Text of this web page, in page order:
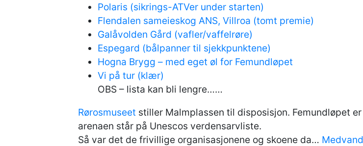
Polaris (sikrings-ATVer under starten)
Flendalen sameieskog ANS, Villroa (tomt premie)
Galåvolden Gård (vafler/vaffelrøre)
Espegard (bålpanner til sjekkpunktene)
Hogna Brygg – med eget øl for Femundløpet
Vi på tur (klær)
OBS – lista kan bli lengre……
Rørosmuseet stiller Malmplassen til disposisjon. Femundløpet
arenaen står på Unescos verdensarvliste.
Så var det de frivillige organisasjonene og skoene da…